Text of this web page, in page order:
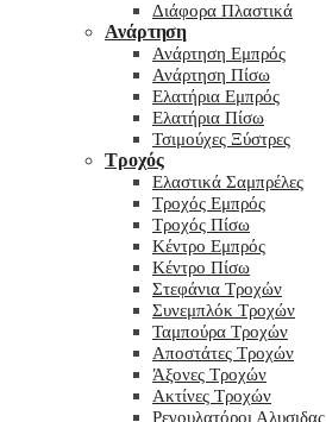
Διάφορα Πλαστικά
Ανάρτηση
Ανάρτηση Εμπρός
Ανάρτηση Πίσω
Ελατήρια Εμπρός
Ελατήρια Πίσω
Τσιμούχες Ξύστρες
Τροχός
Ελαστικά Σαμπρέλες
Τροχός Εμπρός
Τροχός Πίσω
Κέντρο Εμπρός
Κέντρο Πίσω
Στεφάνια Τροχών
Συνεμπλόκ Τροχών
Ταμπούρα Τροχών
Αποστάτες Τροχών
Άξονες Τροχών
Ακτίνες Τροχών
Ρεγουλατόροι Αλυσιδας